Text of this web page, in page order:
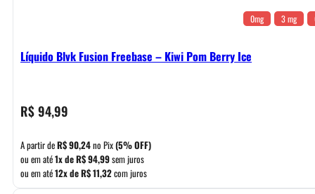
0mg 3 mg
Líquido Blvk Fusion Freebase – Kiwi Pom Berry Ice
R$94,99
A partir deR$90,24no Pix(5% OFF)
ou em até1x deR$94,99sem juros
ou em até12x deR$11,32com juros